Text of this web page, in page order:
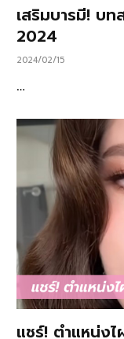
เสริมบารมี! บ
2024
2024/02/15
…
แชร์! ตำแหน่ง